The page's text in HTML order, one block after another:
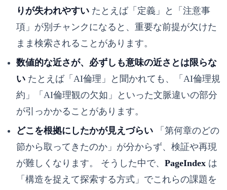
りが失われやすい たとえば「定義」と「注意事
項」が別チャンクになると、重要な前提が欠けた
まま検索されることがあります。
数値的な近さが、必ずしも意味の近さとは限らな
い たとえば「AI倫理」と聞かれても、「AI倫理規
約」「AI倫理観の欠如」といった文脈違いの部分
が引っかかることがあります。
どこを根拠にしたかが見えづらい 「第何章のどの
節から取ってきたのか」が分からず、検証や再現
が難しくなります。 そうした中で、 PageIndex は
「構造を捉えて探索する方式」でこれらの課題を